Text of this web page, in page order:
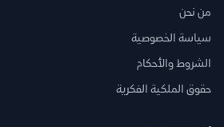
من نحن
سياسة الخصوصية
الشروط والأحكام
حقوق الملكية الفكرية